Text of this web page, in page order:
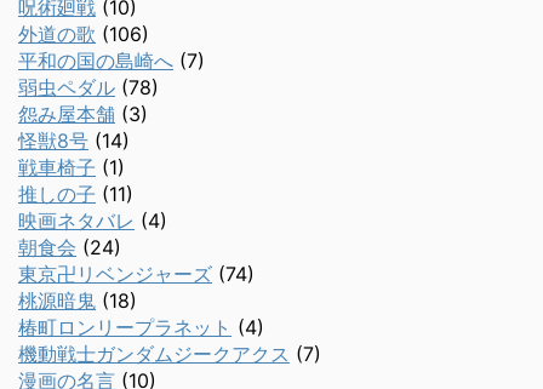
呪術廻戦 (10)
外道の歌 (106)
平和の国の島崎へ (7)
弱虫ペダル (78)
怨み屋本舗 (3)
怪獣8号 (14)
戦車椅子 (1)
推しの子 (11)
映画ネタバレ (4)
朝食会 (24)
東京卍リベンジャーズ (74)
桃源暗鬼 (18)
椿町ロンリープラネット (4)
機動戦士ガンダムジークアクス (7)
漫画の名言 (10)